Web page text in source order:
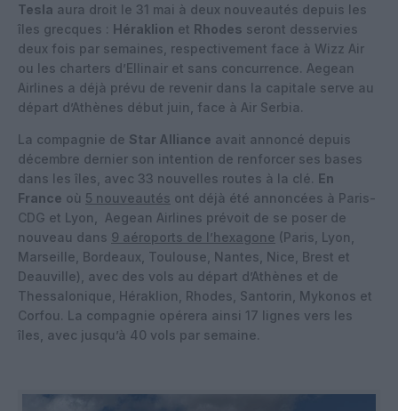
Tesla aura droit le 31 mai à deux nouveautés depuis les
îles grecques : Héraklion et Rhodes seront desservies
deux fois par semaines, respectivement face à Wizz Air
ou les charters d’Ellinair et sans concurrence. Aegean
Airlines a déjà prévu de revenir dans la capitale serve au
départ d’Athènes début juin, face à Air Serbia.
La compagnie de Star Alliance avait annoncé depuis
décembre dernier son intention de renforcer ses bases
dans les îles, avec 33 nouvelles routes à la clé. En
France où 5 nouveautés ont déjà été annoncées à Paris-
CDG et Lyon, Aegean Airlines prévoit de se poser de
nouveau dans 9 aéroports de l’hexagone (Paris, Lyon,
Marseille, Bordeaux, Toulouse, Nantes, Nice, Brest et
Deauville), avec des vols au départ d’Athènes et de
Thessalonique, Héraklion, Rhodes, Santorin, Mykonos et
Corfou. La compagnie opérera ainsi 17 lignes vers les
îles, avec jusqu’à 40 vols par semaine.